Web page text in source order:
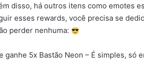
disso, há outros itens como emotes
esses rewards, você precisa se
perder nenhuma:
ganhe 5x Bastão Neon – É simples, só